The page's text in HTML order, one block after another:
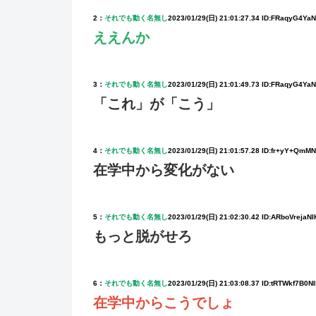
2： それでも動く名無し2023/01/29(日) 21:01:27.34
ええんか
3： それでも動く名無し2023/01/29(日) 21:01:49.73
「これ」が「こう」
4： それでも動く名無し2023/01/29(日) 21:01:57.28
在学中から変化がない
5： それでも動く名無し2023/01/29(日) 21:02:30.42
もっと脱がせろ
6： それでも動く名無し2023/01/29(日) 21:03:08.37
在学中からこうでしょ